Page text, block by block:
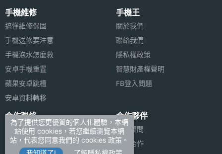
手機維修
搞懂維修保固
手機送修要注意
手機泡水怎麼救
安卓手機重置
蘋果安卓跳槽
安卓資料轉移
手機王
關於我們
聯絡我們
隱私權政策
智慧財產權聲明
FB登入問題
合作聯絡
廣告刊登
加入商店報價
合作夥伴
法律顧問
媒體合作
為了提供您更優質的個人化體驗，本網
站使用 cookies，若您繼續瀏覽本網
站，代表您同意我們的 cookies 政策。